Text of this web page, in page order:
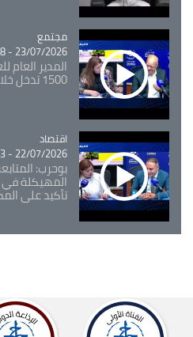
Catégorie
مجتمع
23/07/2026 - 10:18
1500 تدخل خلال الموسم الحالي
Catégorie
اقتصاد
22/07/2026 - 12:13
بوحرب:
المهيكلة في
تأكيد على